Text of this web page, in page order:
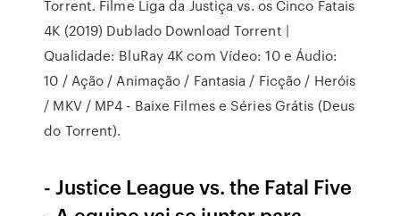
Torrent. Filme Liga da Justiça vs. os Cinco Fatais
4K (2019) Dublado Download Torrent |
Qualidade: BluRay 4K com Vídeo: 10 e Áudio:
10 / Ação / Animação / Fantasia / Ficção / Heróis
/ MKV / MP4 - Baixe Filmes e Séries Grátis (Deus
do Torrent).
- Justice League vs. the Fatal Five